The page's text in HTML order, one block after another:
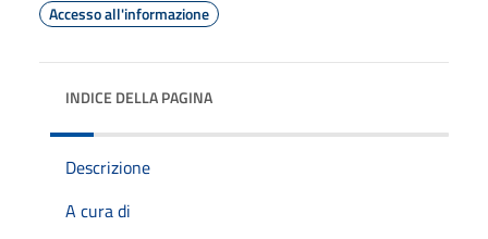
Accesso all'informazione
INDICE DELLA PAGINA
Descrizione
A cura di